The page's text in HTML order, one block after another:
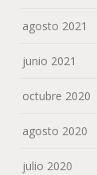
agosto 2021
junio 2021
octubre 2020
agosto 2020
julio 2020